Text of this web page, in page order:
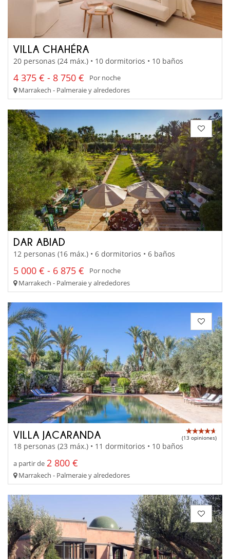
VILLA CHAHÉRA
20 personas (24 máx.) • 10 dormitorios • 10 baños
4 375 € - 8 750 €
Por noche
Marrakech - Palmeraie y alrededores
DAR ABIAD
12 personas (16 máx.) • 6 dormitorios • 6 baños
5 000 € - 6 875 €
Por noche
Marrakech - Palmeraie y alrededores
VILLA JACARANDA (13 opiniones)
18 personas (23 máx.) • 11 dormitorios • 10 baños
a partir de 2 800 €
Marrakech - Palmeraie y alrededores